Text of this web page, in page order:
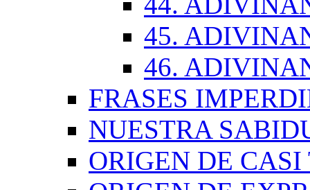
45.
46.
FRASES
NUESTRA
ORIGEN DE CASI